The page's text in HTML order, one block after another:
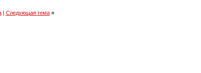
| Следующая тема »